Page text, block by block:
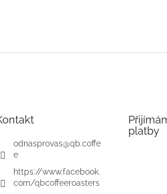
odnasprovas@qb.coffe
e
https://www.facebook.
com/qbcoffeeroasters
platby